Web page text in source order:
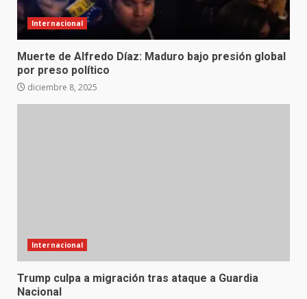
Internacional
Muerte de Alfredo Díaz: Maduro bajo presión global
por preso político
diciembre 8, 2025
Internacional
Trump culpa a migración tras ataque a Guardia
Nacional